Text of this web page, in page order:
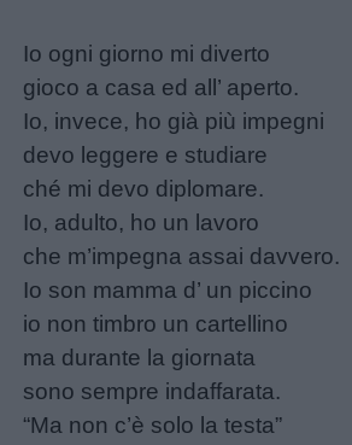
Io ogni giorno mi diverto
gioco a casa ed all’ aperto.
Io, invece, ho già più impegni
devo leggere e studiare
ché mi devo diplomare.
Io, adulto, ho un lavoro
che m’impegna assai davvero.
Io son mamma d’ un piccino
io non timbro un cartellino
ma durante la giornata
sono sempre indaffarata.
“Ma non c’è solo la testa”